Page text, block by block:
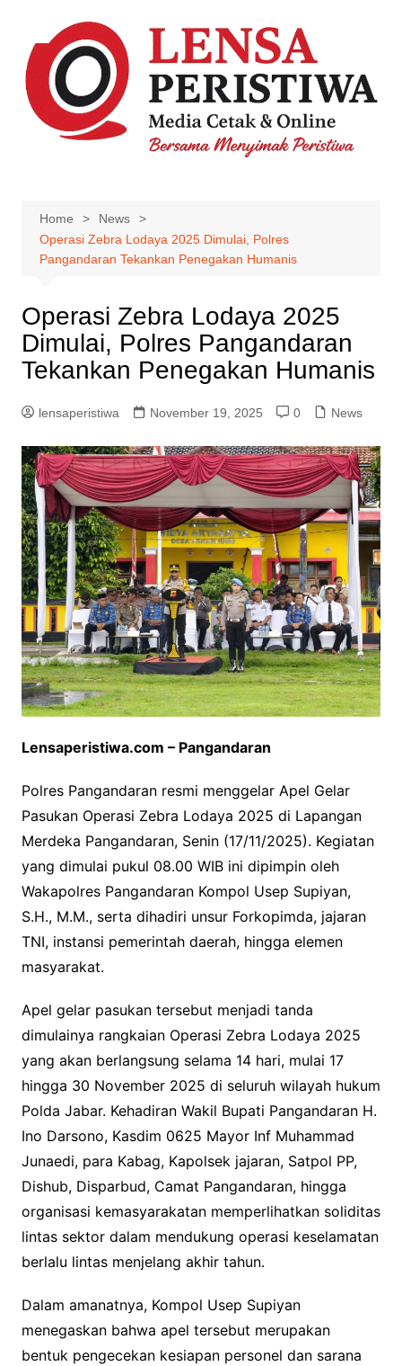
content
Home
News
Operasi Zebra Lodaya 2025 Dimulai, Polres
Pangandaran Tekankan Penegakan Humanis
Operasi Zebra Lodaya 2025
Dimulai, Polres Pangandaran
Tekankan Penegakan Humanis
lensaperistiwa November 19, 2025 0 News
Lensaperistiwa.com – Pangandaran
Polres Pangandaran resmi menggelar Apel Gelar
Pasukan Operasi Zebra Lodaya 2025 di Lapangan
Merdeka Pangandaran, Senin (17/11/2025). Kegiatan
yang dimulai pukul 08.00 WIB ini dipimpin oleh
Wakapolres Pangandaran Kompol Usep Supiyan,
S.H., M.M., serta dihadiri unsur Forkopimda, jajaran
TNI, instansi pemerintah daerah, hingga elemen
masyarakat.
Apel gelar pasukan tersebut menjadi tanda
dimulainya rangkaian Operasi Zebra Lodaya 2025
yang akan berlangsung selama 14 hari, mulai 17
hingga 30 November 2025 di seluruh wilayah hukum
Polda Jabar. Kehadiran Wakil Bupati Pangandaran H.
Ino Darsono, Kasdim 0625 Mayor Inf Muhammad
Junaedi, para Kabag, Kapolsek jajaran, Satpol PP,
Dishub, Disparbud, Camat Pangandaran, hingga
organisasi kemasyarakatan memperlihatkan soliditas
lintas sektor dalam mendukung operasi keselamatan
berlalu lintas menjelang akhir tahun.
Dalam amanatnya, Kompol Usep Supiyan
menegaskan bahwa apel tersebut merupakan
bentuk pengecekan kesiapan personel dan sarana